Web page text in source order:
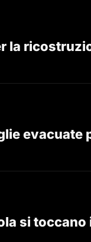
la
evacuate
si toccano